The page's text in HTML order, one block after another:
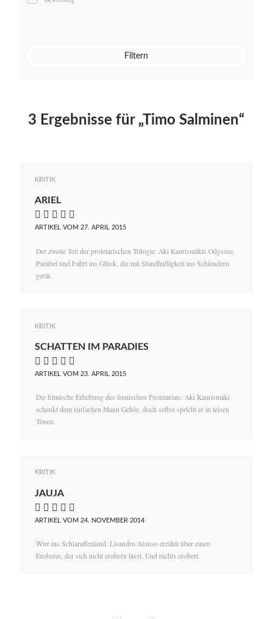
Mato von Vogelstein
Filtern
3 Ergebnisse für „Timo Salminen“
KRITIK
ARIEL
    
ARTIKEL VOM 27. APRIL 2015
Der zweite Teil der proletarischen Trilogie: Aki Kaurismäkis Odyssee,
Parabel und Fahrt ins Glück, die mit Standhaftigkeit ins Schleudern
gerät.
KRITIK
SCHATTEN IM PARADIES
    
ARTIKEL VOM 23. APRIL 2015
Die filmische Erhebung des finnischen Proletariats: Aki Kaurismäki
schenkt dem einfachen Mann Gehör, doch selbst spricht er in leisen
Tönen.
KRITIK
JAUJA
    
ARTIKEL VOM 24. NOVEMBER 2014
Wirr ins Schlaraffenland: Lisandro Alonso erzählt über einen
Eroberer, der sich nicht erobern lässt. Und nichts erobert.